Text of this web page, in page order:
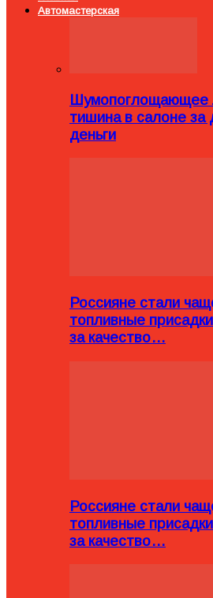
Автомастерская
Шумопоглощающее
тишина в салоне за
деньги
Россияне стали
топливные
за качество…
Россияне стали
топливные
за качество…